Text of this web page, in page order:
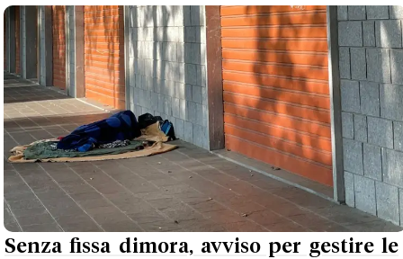
Senza fissa dimora, avviso per gestire le